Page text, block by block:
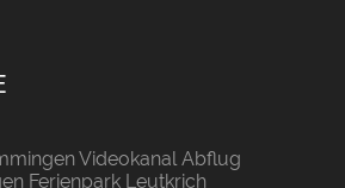
Videokanal Abflug
Ferienpark Leutkrich